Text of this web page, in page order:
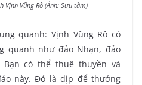
Vũng Rô (Ảnh: Sưu tầm)
quanh: Vịnh Vũng Rô có
quanh như đảo Nhạn, đảo
Bạn có thể thuê thuyền và
này. Đó là dịp để thưởng